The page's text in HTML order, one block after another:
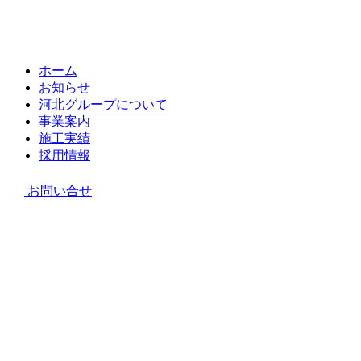
ホーム
お知らせ
河北グループについて
事業案内
施工実績
採用情報
お問い合せ